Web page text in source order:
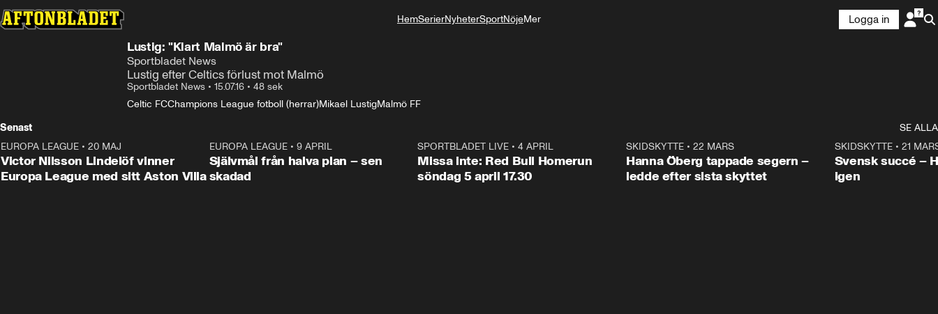
HemSerierNyheterSportNöjeMer
Logga in
Lustig: "Klart Malmö är bra"
Sportbladet News
Lustig efter Celtics förlust mot Malmö
Sportbladet News • 15.07.16 • 48 sek
Celtic FCChampions League fotboll (herrar)Mikael LustigMalmö FF
Senast
SE ALLA
EUROPA LEAGUE • 20 MAJ
Victor Nilsson Lindelöf vinner
Europa League med sitt Aston Villa
1:03
EUROPA LEAGUE• 9 APRIL
Självmål från halva plan – sen
skadad
SPORTBLADET LIVE •4 APRIL
Missa inte: Red Bull Homerun
söndag 5 april 17.30
SKIDSKYTTE• 22 MARS
Hanna Öberg tappade segern –
ledde efter sista skyttet
SKIDSKYTTE• 21
Svensk succé –
igen